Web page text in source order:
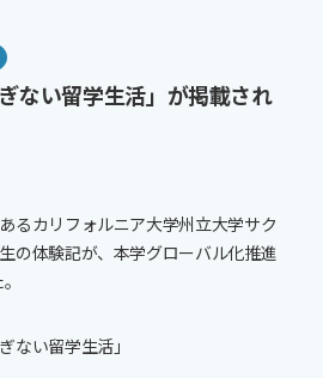
ない留学生活」が掲載され
るカリフォルニア大学州立大学サク
の体験記が、本学グローバル化推進
ない留学生活」